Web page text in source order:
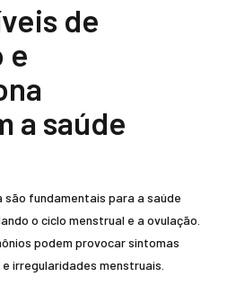
de
e
a saúde
fundamentais para a saúde
o ciclo menstrual e a ovulação.
podem provocar sintomas
irregularidades menstruais.